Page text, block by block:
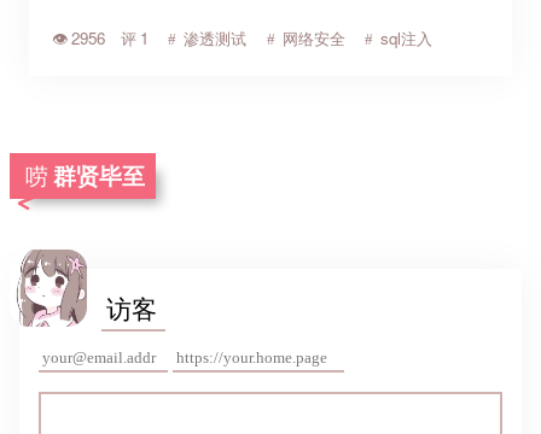
2956 1 渗透测试 网络安全 sql注入
群贤毕至